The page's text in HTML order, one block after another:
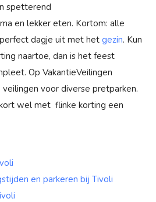
spetterend
en lekker eten. Kortom: alle
dagje uit met het gezin. Kun
naartoe, dan is het feest
Op VakantieVeilingen
voor diverse pretparken.
wel met flinke korting een
en parkeren bij Tivoli